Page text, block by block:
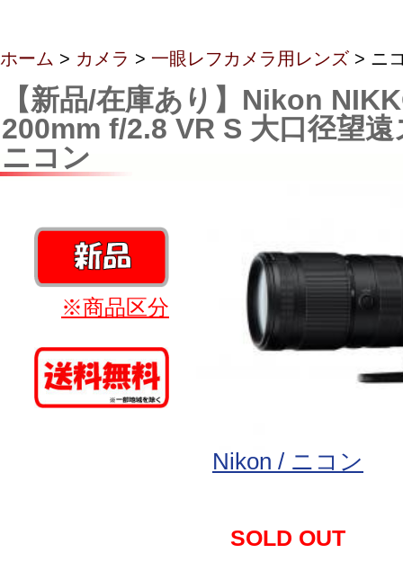
ホーム > カメラ > 一眼レフカメラ用レンズ > ニ
【新品/在庫あり】Nikon
200mm f/2.8 VR S 大口径望
ニコン
※商品区分
Nikon / ニコン
SOLD OUT